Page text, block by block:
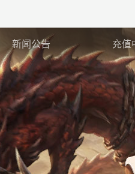
新闻公告 充值